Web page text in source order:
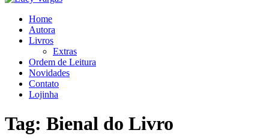
Home
Autora
Livros
Extras
Ordem de Leitura
Novidades
Contato
Lojinha
Tag: Bienal do Livro